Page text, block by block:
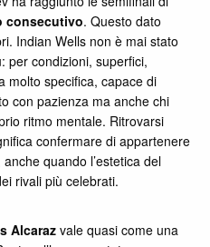
consecutivo. Questo dato
Indian Wells non è mai stato
per condizioni, superfici,
molto specifica, capace di
con pazienza ma anche chi
ritmo mentale. Ritrovarsi
confermare di appartenere
quando l’estetica del
rivali più celebrati.
Alcaraz vale quasi come una